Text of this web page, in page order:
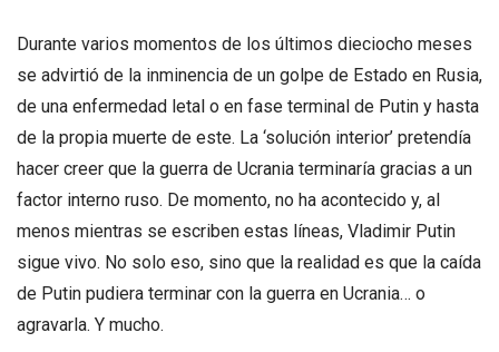
Durante varios momentos de los últimos dieciocho meses
se advirtió de la inminencia de un golpe de Estado en Rusia,
de una enfermedad letal o en fase terminal de Putin y hasta
de la propia muerte de este. La ‘solución interior’ pretendía
hacer creer que la guerra de Ucrania terminaría gracias a un
factor interno ruso. De momento, no ha acontecido y, al
menos mientras se escriben estas líneas, Vladimir Putin
sigue vivo. No solo eso, sino que la realidad es que la caída
de Putin pudiera terminar con la guerra en Ucrania… o
agravarla. Y mucho.